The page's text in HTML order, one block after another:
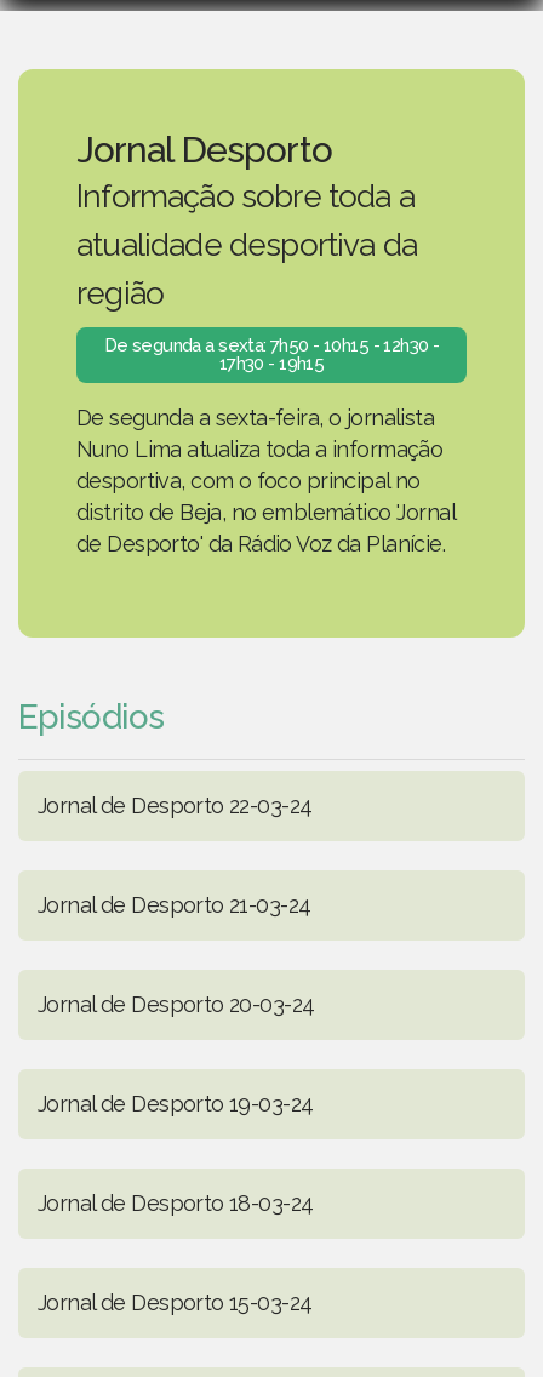
Jornal Desporto
Informação sobre toda a
atualidade desportiva da
região
De segunda a sexta: 7h50 - 10h15 - 12h30 -
17h30 - 19h15
De segunda a sexta-feira, o jornalista
Nuno Lima atualiza toda a informação
desportiva, com o foco principal no
distrito de Beja, no emblemático 'Jornal
de Desporto' da Rádio Voz da Planície.
Episódios
Jornal de Desporto 22-03-24
Jornal de Desporto 21-03-24
Jornal de Desporto 20-03-24
Jornal de Desporto 19-03-24
Jornal de Desporto 18-03-24
Jornal de Desporto 15-03-24